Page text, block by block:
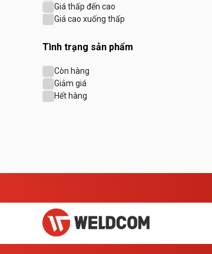
Giá thấp đến cao
Giá cao xuống thấp
Tình trạng sản phẩm
Còn hàng
Giảm giá
Hết hàng